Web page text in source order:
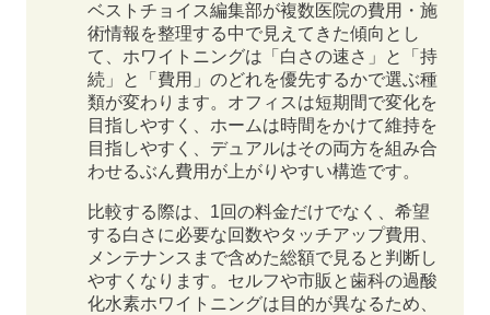
ベストチョイス編集部が複数医院の費用・施
術情報を整理する中で見えてきた傾向とし
て、ホワイトニングは「白さの速さ」と「持
続」と「費用」のどれを優先するかで選ぶ種
類が変わります。オフィスは短期間で変化を
目指しやすく、ホームは時間をかけて維持を
目指しやすく、デュアルはその両方を組み合
わせるぶん費用が上がりやすい構造です。
比較する際は、1回の料金だけでなく、希望
する白さに必要な回数やタッチアップ費用、
メンテナンスまで含めた総額で見ると判断し
やすくなります。セルフや市販と歯科の過酸
化水素ホワイトニングは目的が異なるため、